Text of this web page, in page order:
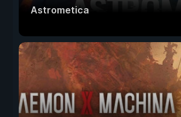
Astrometica